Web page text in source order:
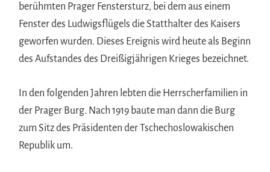
berühmten Prager Fenstersturz, bei dem aus einem
Fenster des Ludwigsflügels die Statthalter des Kaisers
geworfen wurden. Dieses Ereignis wird heute als Beginn
des Aufstandes des Dreißigjährigen Krieges bezeichnet.
In den folgenden Jahren lebten die Herrscherfamilien in
der Prager Burg. Nach 1919 baute man dann die Burg
zum Sitz des Präsidenten der Tschechoslowakischen
Republik um.